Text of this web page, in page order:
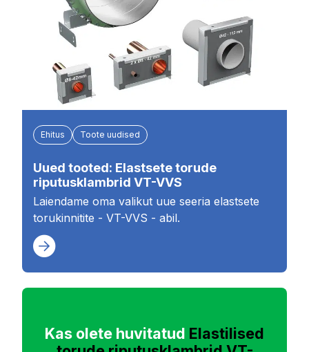
Ehitus Toote uudised
Uued tooted: Elastsete torude
riputusklambrid VT-VVS
Laiendame oma valikut uue seeria elastsete
torukinnitite - VT-VVS - abil.
Kas olete huvitatud Elastilised